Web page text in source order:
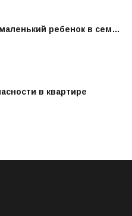
ребенок в сем…
в квартире